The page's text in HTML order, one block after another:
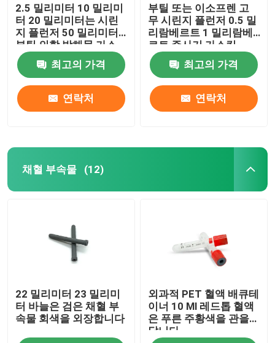
2.5 밀리미터 10 밀리미
터 20 밀리미터는 시린
지 플런저 50 밀리미터
부틸 의학 방해물 가스
킷을 고무를 입힙니다
최고의 가격
연락처
부틸 또는 이소프렌 고
무 시린지 플런저 0.5 밀
리람베르트 1 밀리람베
르트 주사기 가스킷
최고의 가격
연락처
채혈 부속물 (12)
22 밀리미터 23 밀리미
터 바늘은 검은 채혈 부
속물 회색을 외장합니다
외과적 PET 혈액 배큐테
이너 10 Ml 레드톱 혈액
은 푸른 주황색을 관을
답니다